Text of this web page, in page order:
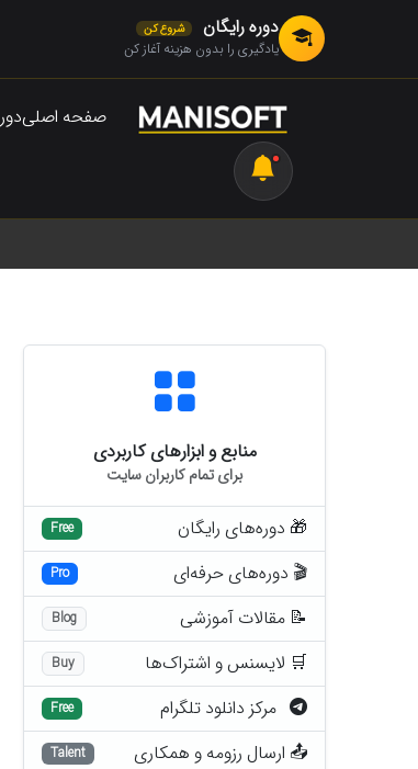
دوره رایگان شروع کن
یادگیری را بدون هزینه آغاز کن
صفحه اصلی
منابع و ابزارهای کاربردی
برای تمام کاربران سایت
🎁 دوره‌های رایگان Free
🎬 دوره‌های حرفه‌ای Pro
📝 مقالات آموزشی Blog
🛒 لایسنس و اشتراک‌ها Buy
مرکز دانلود تلگرام Free
📤 ارسال رزومه و همکاری Talent